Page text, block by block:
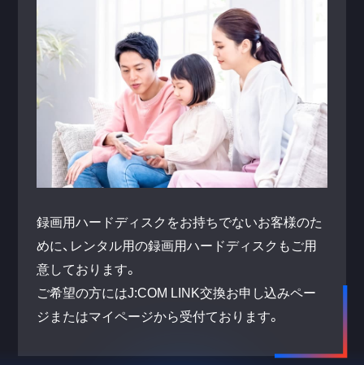
録画用ハードディスクをお持ちでないお客様のた
めに、レンタル用の録画用ハードディスクもご用
意しております。
ご希望の方にはJ:COM LINK交換お申し込みペー
ジまたはマイページから受付ております。